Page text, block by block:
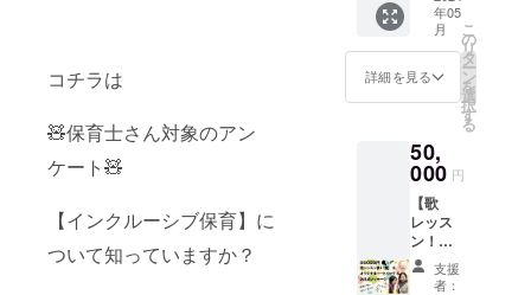
コチラは
🧸保育士さん対象のアン
ケート🧸
【インクルーシブ保育】に
ついて知っていますか？
ジャズポ
ピュラー専
カル科卒
ジカル『赤
毛のアン』
オーディ
ション合格
をきっかけ
に2007年上
ただき
ます。 ◉
もっと
たい！
と思っ
さる方
へ。 ※
追加ご
支援や
支援の
拡散も
大歓迎
です。
ださ
い。 金
額の上
りませ
ん。 そ
よって
お礼の
文章を
お送り
させて
いただ
きま
す。
とって
使いや
お洒落
なトー
びまし
た。カ
ラーも4
色の中
からお
選びい
ただけ
ます。
や、私
たちの
ありの
ままの
と思っ
ており
ます。
なかな
かお見
せでき
ない
シーン
ube限定
URL）
※私たち
が歌っ
を、次
の3曲の
中から
お選び
くださ
い。
①にじ
いろ
毎日に
花をさ
かせま
せん
か？限
定数の
急ぎく
ださ
い。】
歌レッ
スン2回
券（60
分×2
回）を
年05
月
詳細を見る
こ
の
リ
タ
ー
ン
を
選
択
す
る
50,
000 円
【歌
レッス
ン！オ
リジナ
ルトー
支援
者：